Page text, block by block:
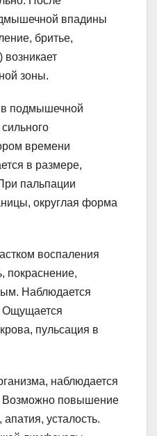
впадины
бритье,
зоны.
в подмышечной
времени
в размере,
пальпации
округлая форма
воспаления
покраснение,
Наблюдается
Ощущается
пульсация в
наблюдается
Возможно повышение
усталость.